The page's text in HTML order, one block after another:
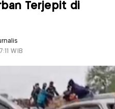
Terjepit di
WIB